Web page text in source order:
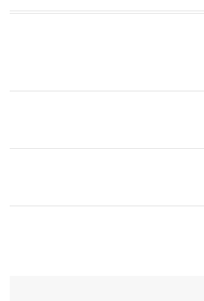
الفنون الهندسية التي ارتبطت
الشام ومصر خاصة، حيث يحرص
وخاصة في الواجهات